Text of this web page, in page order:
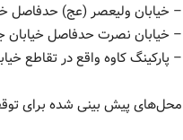
– خیابان ولیعصر (عج) حدفاصل
– خیابان نصرت حدفاصل خیابان
– پارکینگ کاوه واقع در تقاطع
محل‌های پیش بینی شده برای